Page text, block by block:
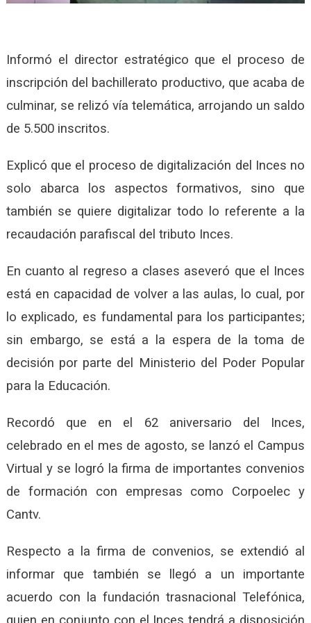
Informó el director estratégico que el proceso de
inscripción del bachillerato productivo, que acaba de
culminar, se relizó vía telemática, arrojando un saldo
de 5.500 inscritos.
Explicó que el proceso de digitalización del Inces no
solo abarca los aspectos formativos, sino que
también se quiere digitalizar todo lo referente a la
recaudación parafiscal del tributo Inces.
En cuanto al regreso a clases aseveró que el Inces
está en capacidad de volver a las aulas, lo cual, por
lo explicado, es fundamental para los participantes;
sin embargo, se está a la espera de la toma de
decisión por parte del Ministerio del Poder Popular
para la Educación.
Recordó que en el 62 aniversario del Inces,
celebrado en el mes de agosto, se lanzó el Campus
Virtual y se logró la firma de importantes convenios
de formación con empresas como Corpoelec y
Cantv.
Respecto a la firma de convenios, se extendió al
informar que también se llegó a un importante
acuerdo con la fundación trasnacional Telefónica,